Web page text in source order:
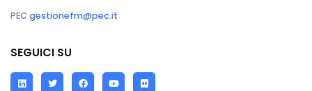
PEC gestionefm@pec.it
SEGUICI SU
LinkedInTwitterFacebookYouTube
Flickr